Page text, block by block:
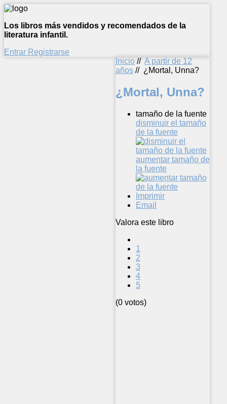
Los libros más vendidos y recomendados de la
literatura infantil.
Entrar Registrarse
Inicio // A partir de 12
años // ¿Mortal, Unna?
¿Mortal, Unna?
tamaño de la fuente
disminuir el tamaño
de la fuente
aumentar tamaño de
la fuente
Imprimir
Email
Valora este libro
1
2
3
4
5
(0 votos)